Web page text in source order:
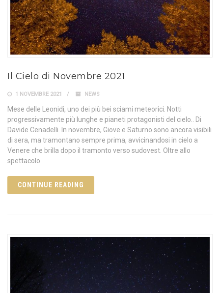
Il Cielo di Novembre 2021
1 NOVEMBRE 2021 NEWS
Mese delle Leonidi, uno dei più bei sciami meteorici. Notti
progressivamente più lunghe e pianeti protagonisti del cielo.. Di
Davide Cenadelli. In novembre, Giove e Saturno sono ancora visibili
di sera, ma tramontano sempre prima, avvicinandosi in cielo a
Venere che brilla dopo il tramonto verso sudovest. Oltre allo
spettacolo
CONTINUE READING